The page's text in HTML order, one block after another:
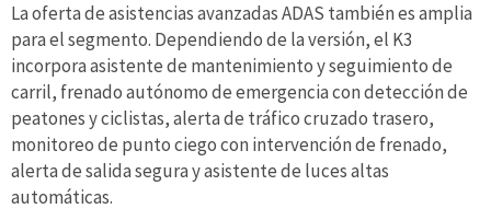
La oferta de asistencias avanzadas ADAS también es amplia
para el segmento. Dependiendo de la versión, el K3
incorpora asistente de mantenimiento y seguimiento de
carril, frenado autónomo de emergencia con detección de
peatones y ciclistas, alerta de tráfico cruzado trasero,
monitoreo de punto ciego con intervención de frenado,
alerta de salida segura y asistente de luces altas
automáticas.